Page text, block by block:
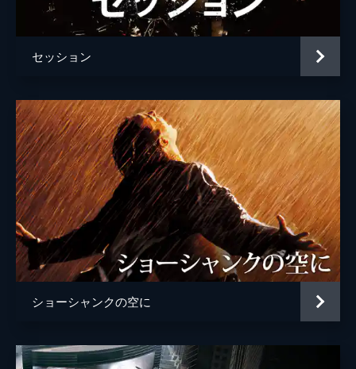
ジョシュ・ペンス
トレヴァー・リサウアー
脚本 デイミアン・チャゼル
音楽 ジャスティン・ハーウィッツ
製作 フレッド・バーガー
ジョーダン・ホロウィッツ
ゲイリー・ギルバート
マーク・プラット
セッション
ショーシャンクの空に